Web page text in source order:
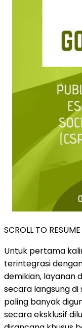
SCROLL TO
Untuk pertama
terintegrasi
demikian, layanan
secara langsung di
paling banyak
secara eksklusif